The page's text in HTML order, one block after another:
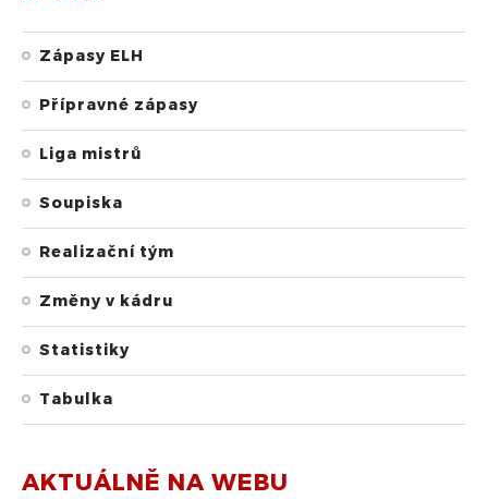
Zápasy ELH
Přípravné zápasy
Liga mistrů
Soupiska
Realizační tým
Změny v kádru
Statistiky
Tabulka
AKTUÁLNĚ NA WEBU